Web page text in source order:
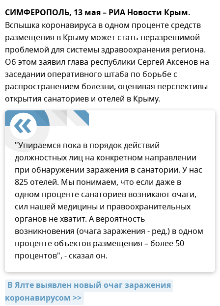
СИМФЕРОПОЛЬ, 13 мая – РИА Новости Крым.
Вспышка коронавируса в одном проценте средств
размещения в Крыму может стать неразрешимой
проблемой для системы здравоохранения региона.
Об этом заявил глава республики Сергей Аксенов на
заседании оперативного штаба по борьбе с
распространением болезни, оценивая перспективы
открытия санаториев и отелей в Крыму.
"Упираемся пока в порядок действий
должностных лиц на конкретном направлении
при обнаружении заражения в санатории. У нас
825 отелей. Мы понимаем, что если даже в
одном проценте санаториев возникают очаги,
сил нашей медицины и правоохранительных
органов не хватит. А вероятность
возникновения (очага заражения - ред.) в одном
проценте объектов размещения – более 50
процентов", - сказал он.
В Ялте выявлен новый очаг заражения
коронавирусом >>